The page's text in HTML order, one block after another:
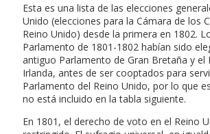
Esta es una lista de las elecciones
Unido (elecciones para la Cámara de los
Reino Unido) desde la primera en 1802.
Parlamento de 1801-1802 habían sido
antiguo Parlamento de Gran Bretaña y el
Irlanda, antes de ser cooptados para
Parlamento del Reino Unido, por lo que
no está incluido en la tabla siguiente.
En 1801, el derecho de voto en el Reino